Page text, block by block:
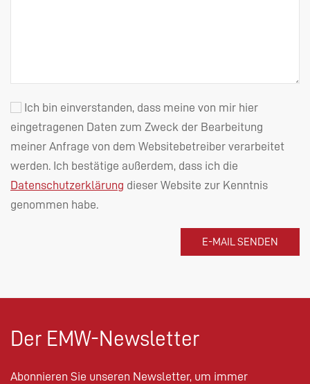
Ich bin einverstanden, dass meine von mir hier
eingetragenen Daten zum Zweck der Bearbeitung
meiner Anfrage von dem Websitebetreiber verarbeitet
werden. Ich bestätige außerdem, dass ich die
Datenschutzerklärung dieser Website zur Kenntnis
genommen habe.
Der EMW-Newsletter
Abonnieren Sie unseren Newsletter, um immer